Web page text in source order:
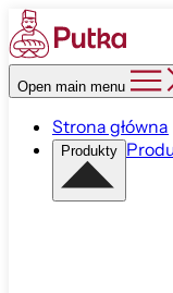
Open main menu
Strona główna
Produkty